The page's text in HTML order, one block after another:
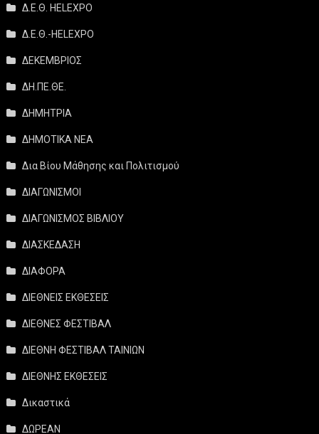
Δ.Ε.Θ. HELEXPO
Δ.Ε.Θ.-HELEXPO
ΔΕΚΕΜΒΡΙΟΣ
ΔΗ.ΠΕ.ΘΕ.
ΔΗΜΗΤΡΙΑ
ΔΗΜΟΤΙΚΑ ΝΕΑ
Δια Βίου Μάθησης και Πολιτισμού
ΔΙΑΓΩΝΙΣΜΟΙ
ΔΙΑΓΩΝΙΣΜΟΣ ΒΙΒΛΙΟΥ
ΔΙΑΣΚΕΔΑΣΗ
ΔΙΑΦΟΡΑ
ΔΙΕΘΝΕΙΣ ΕΚΘΕΣΕΙΣ
ΔΙΕΘΝΕΣ ΦΕΣΤΙΒΑΛ
ΔΙΕΘΝΗ ΦΕΣΤΙΒΑΛ ΤΑΙΝΙΩΝ
ΔΙΕΘΝΗΣ ΕΚΘΕΣΕΙΣ
Δικαστικά
ΔΩΡΕΑΝ